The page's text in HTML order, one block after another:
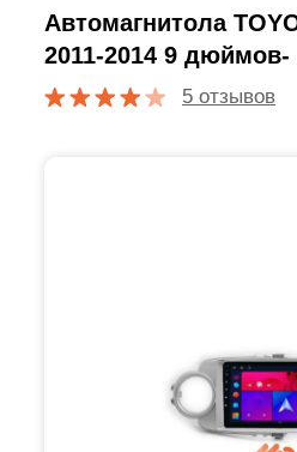
Автомагнитола
2011-2014 9 дюймов-
5 отзывов